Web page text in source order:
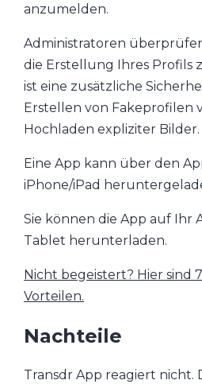
anzumelden.
Administratoren
die Erstellung Ihres Profils
ist eine zusätzliche
Erstellen von Fakeprofilen
Hochladen expliziter Bilder.
Eine App kann über den
iPhone/iPad
Sie können die App auf Ihr
Tablet herunterladen.
Nicht begeistert? Hier sind
Vorteilen.
Nachteile
Transdr App reagiert nicht.